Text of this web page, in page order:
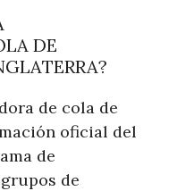
DE
de cola de
oficial del
de
de